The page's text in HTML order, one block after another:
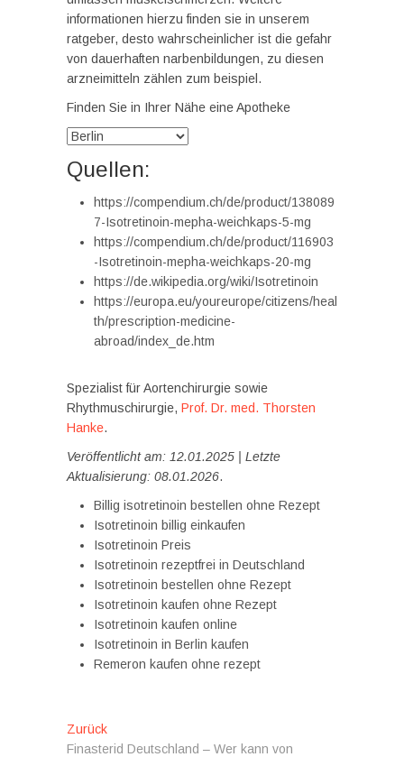
informationen hierzu finden sie in unserem
ratgeber, desto wahrscheinlicher ist die gefahr
von dauerhaften narbenbildungen, zu diesen
arzneimitteln zählen zum beispiel.
Finden Sie in Ihrer Nähe eine Apotheke
Quellen:
https://compendium.ch/de/product/138089
7-Isotretinoin-mepha-weichkaps-5-mg
https://compendium.ch/de/product/116903
-Isotretinoin-mepha-weichkaps-20-mg
https://de.wikipedia.org/wiki/Isotretinoin
https://europa.eu/youreurope/citizens/heal
th/prescription-medicine-
abroad/index_de.htm
Spezialist für Aortenchirurgie sowie
Rhythmuschirurgie, Prof. Dr. med. Thorsten
Hanke.
Veröffentlicht am: 12.01.2025 | Letzte
Aktualisierung: 08.01.2026.
Billig isotretinoin bestellen ohne Rezept
Isotretinoin billig einkaufen
Isotretinoin Preis
Isotretinoin rezeptfrei in Deutschland
Isotretinoin bestellen ohne Rezept
Isotretinoin kaufen ohne Rezept
Isotretinoin kaufen online
Isotretinoin in Berlin kaufen
Remeron kaufen ohne rezept
Beitragsnavigation
ZurückVorheriger
Beitrag:
Finasterid Deutschland – Wer kann von